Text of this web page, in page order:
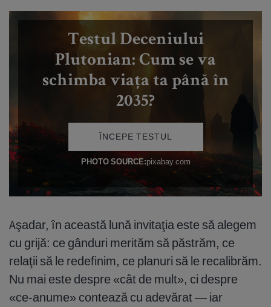
Aşadar, în această lună invitaţia este să alegem
cu grijă: ce gânduri merităm să păstrăm, ce
relaţii să le redefinim, ce planuri să le recalibrăm.
Nu mai este despre «cât de mult», ci despre
«ce-anume» contează cu adevărat — iar